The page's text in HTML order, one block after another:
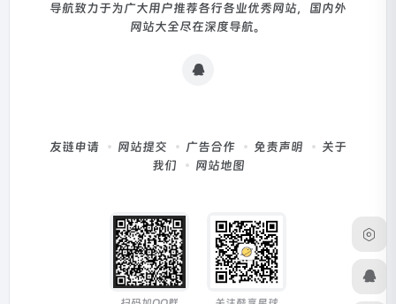
导航致力于为广大用户推荐各行各业优秀网站，国内外
网站大全尽在深度导航。
友链申请 网站提交 广告合作 免责声明
关于
我们
网站地图